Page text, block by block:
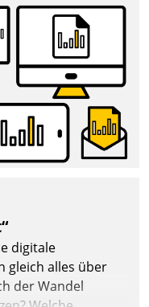
digitale
gleich alles über
der Wandel